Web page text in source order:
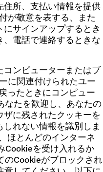
所、支払い情報を提供
が敬意を表する、また
サインアップするとき
、電話で連絡するときな
ンピューターまたはブ
に関連付けられたユー
ったときにコンピュー
なたを歓迎し、あなたの
に残されたクッキーを
れない情報を識別しま
ほとんどのインターネ
Cookieを受け入れるか
のCookieがブロックされ